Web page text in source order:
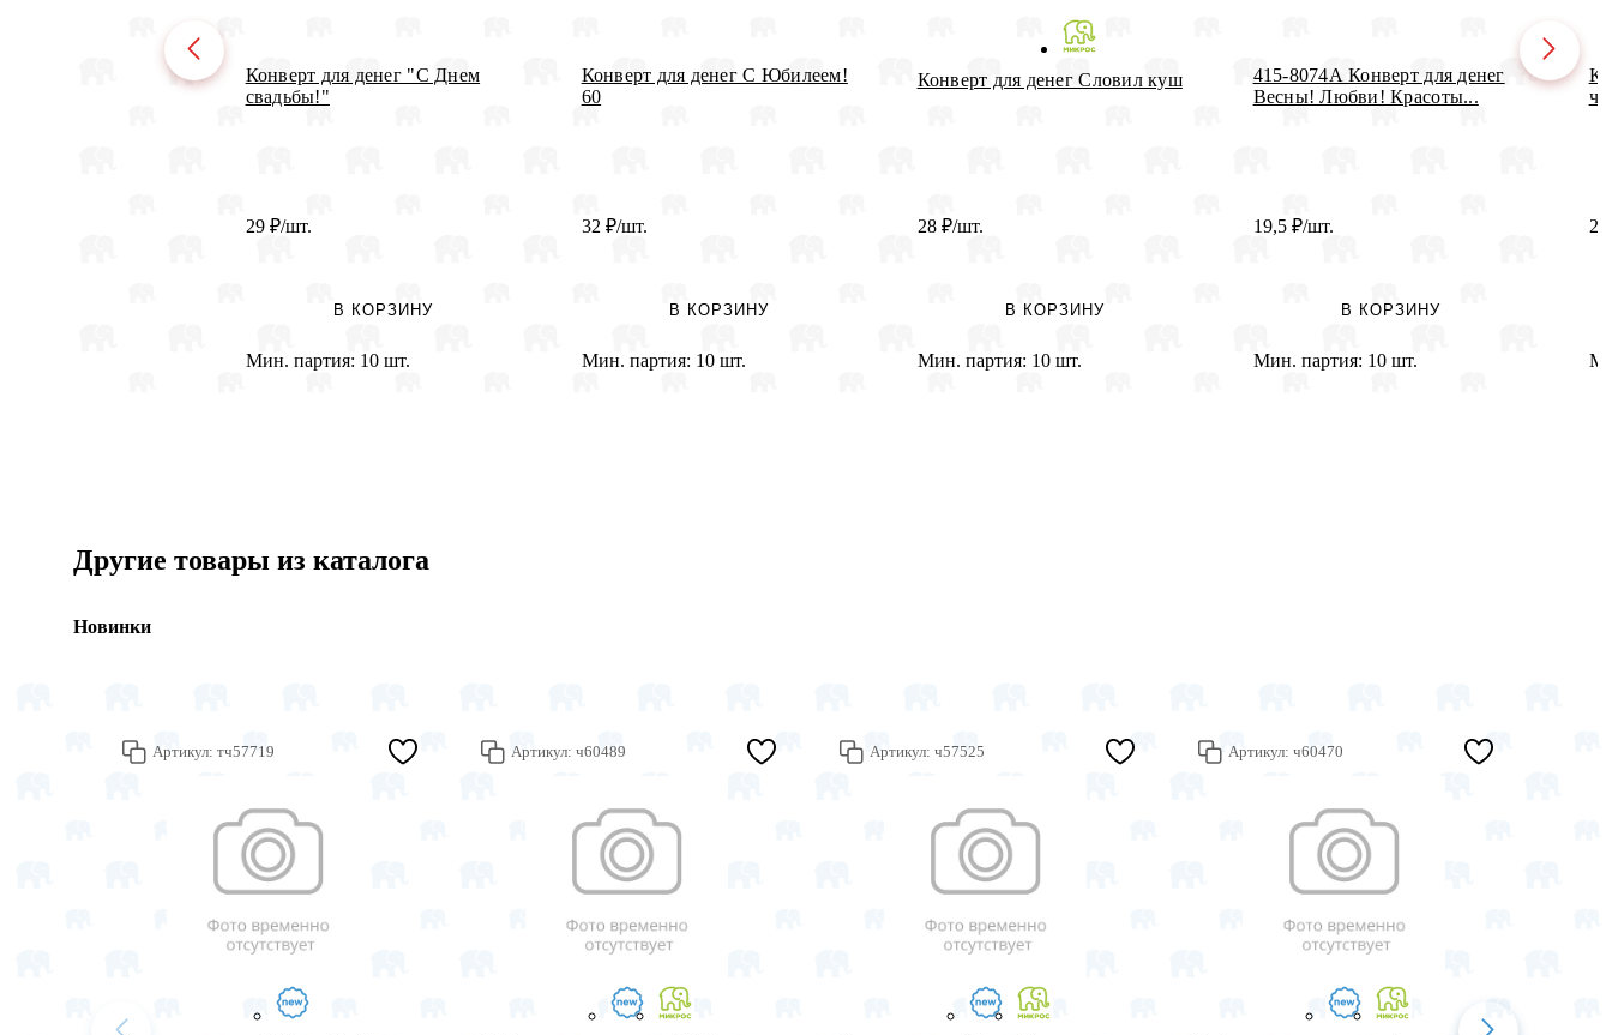
Конверт для денег "С Днем
свадьбы!"
29 ₽/шт.
В КОРЗИНУ
Мин. партия: 10 шт.
Конверт для денег С Юбилеем!
60
32 ₽/шт.
В КОРЗИНУ
Мин. партия: 10 шт.
Конверт для денег Словил куш
28 ₽/шт.
В КОРЗИНУ
Мин. партия: 10 шт.
415-8074А Конверт для денег
Весны! Любви! Красоты...
19,5 ₽/шт.
В КОРЗИНУ
Мин. партия: 10 шт.
Другие товары из каталога
Новинки
Артикул: тч57719 Артикул: ч60489 Артикул: ч57525 Артикул: ч60470